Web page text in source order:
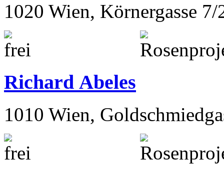
1020 Wien, Körnergasse 7/
Richard Abeles
1010 Wien,